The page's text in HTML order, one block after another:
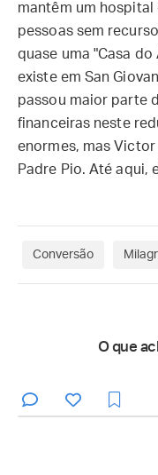
mantêm um hospital
pessoas sem
quase uma "Casa
existe em San
passou maior parte
financeiras neste
enormes, mas
Padre Pio. Até aqui,
Conversão
O que